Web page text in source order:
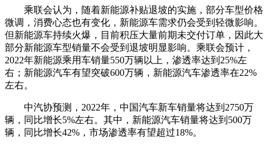
乘联会认为，随着新能源补贴退坡的实施，部分车型价格
微调，消费心态也有变化，新能源车需求仍会受到轻微影响。
但新能源车持续火爆，目前积压大量前期未交付订单，因此大
部分新能源车型销量不会受到退坡明显影响。 乘联会预计，
2022年新能源乘用车销量550万辆以上，渗透率达到25%左
右；新能源汽车有望突破600万辆，新能源汽车渗透率在22%
左右。
中汽协预测，2022年，中国汽车新车销量将达到2750万
辆，同比增长5%左右。其中，新能源汽车销量将达到500万
辆，同比增长42%，市场渗透率有望超过18%。